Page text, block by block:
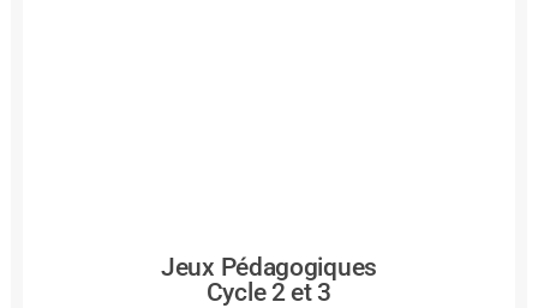
Jeux Pédagogiques
Cycle 2 et 3